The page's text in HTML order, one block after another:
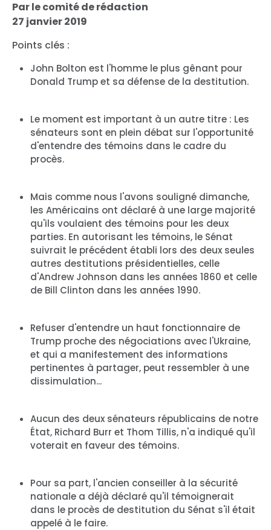
Accueil
Shop
Take Back the Courts
Travailler avec nous
Presse
Votre fête
Action
Faire un don
Par le comité de rédaction
27 janvier 2019
Points clés :
John Bolton est l'homme le plus gênant pour
Donald Trump et sa défense de la destitution.
Le moment est important à un autre titre : Les
sénateurs sont en plein débat sur l'opportunité
d'entendre des témoins dans le cadre du
procès.
Mais comme nous l'avons souligné dimanche,
les Américains ont déclaré à une large majorité
qu'ils voulaient des témoins pour les deux
parties. En autorisant les témoins, le Sénat
suivrait le précédent établi lors des deux seules
autres destitutions présidentielles, celle
d'Andrew Johnson dans les années 1860 et celle
de Bill Clinton dans les années 1990.
Refuser d'entendre un haut fonctionnaire de
Trump proche des négociations avec l'Ukraine,
et qui a manifestement des informations
pertinentes à partager, peut ressembler à une
dissimulation...
Aucun des deux sénateurs républicains de notre
État, Richard Burr et Thom Tillis, n'a indiqué qu'il
voterait en faveur des témoins.
Pour sa part, l'ancien conseiller à la sécurité
nationale a déjà déclaré qu'il témoignerait
dans le procès de destitution du Sénat s'il était
appelé à le faire.